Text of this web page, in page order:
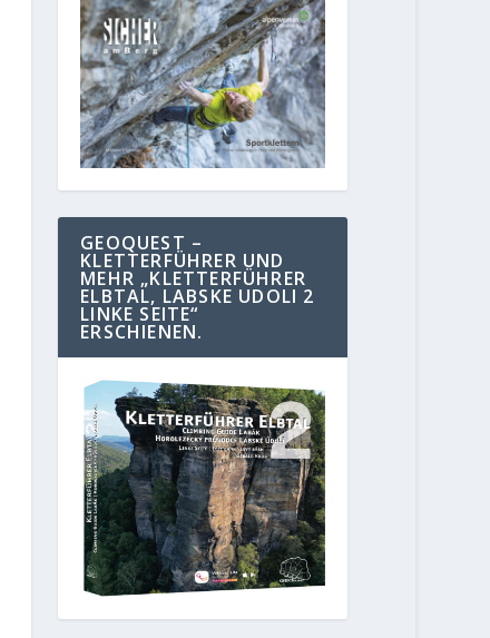
GEOQUEST –
KLETTERFÜHRER UND
MEHR „KLETTERFÜHRER
ELBTAL, LABSKE UDOLI 2
LINKE SEITE“
ERSCHIENEN.